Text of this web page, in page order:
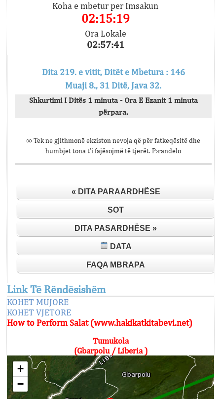
Koha e mbetur per Imsakun
02:15:19
Ora Lokale
02:57:41
Dita 219. e vitit, Ditët e Mbetura : 146
Muaji 8., 31 Ditë, Java 32.
Shkurtimi I Ditës 1 minuta - Ora E Ezanit 1 minuta
përpara.
∞ Tek ne gjithmonë ekziston nevoja që për fatkeqësitë dhe
humbjet tona t’i fajësojmë të tjerët. P›randelo
« DITA PARAARDHËSE
SOT
DITA PASARDHËSE »
DATA
FAQA MBRAPA
Link Të Rëndësishëm
KOHET MUJORE
KOHET VJETORE
How to Perform Salat (www.hakikatkitabevi.net)
Tumukola
(Gbarpolu / Liberia )
+
−